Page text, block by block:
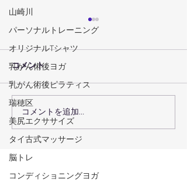
山崎川
パーソナルトレーニング
オリジナルTシャツ
乳がん術後ヨガ
乳がん術後ピラティス
瑞穂区
美尻エクササイズ
タイ古式マッサージ
脳トレ
コンディショニングヨガ
術後回復プログラムで術
後回復を最大化するコー
スの選び方
コメント
コメントを追加…